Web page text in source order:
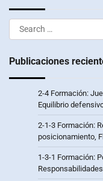
Search
for:
Publicaciones
2-4 Formación:
Equilibrio
2-1-3 Formación:
posicionamiento,
1-3-1 Formación:
Responsabilidades